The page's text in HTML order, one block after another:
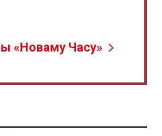
«Новаму Часу»